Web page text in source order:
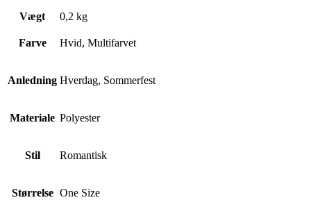
Vægt 0,2 kg
Farve Hvid, Multifarvet
Anledning Hverdag, Sommerfest
Materiale Polyester
Stil Romantisk
Størrelse One Size